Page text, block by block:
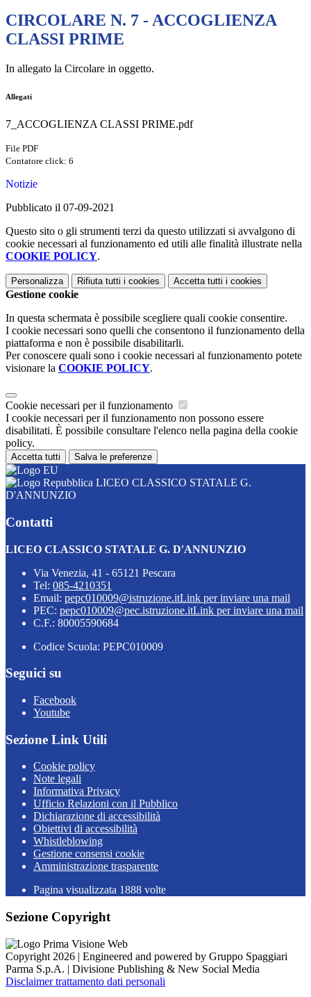
CIRCOLARE N. 7 - ACCOGLIENZA
CLASSI PRIME
In allegato la Circolare in oggetto.
Allegati
7_ACCOGLIENZA CLASSI PRIME.pdf
File PDF
Contatore click: 6
Notizie
Pubblicato il 07-09-2021
Questo sito o gli strumenti terzi da questo utilizzati si avvalgono di
cookie necessari al funzionamento ed utili alle finalità illustrate nella
COOKIE POLICY.
Personalizza Rifiuta tutti i cookies Accetta tutti i cookies
Gestione cookie
In questa schermata è possibile scegliere quali cookie consentire.
I cookie necessari sono quelli che consentono il funzionamento della
piattaforma e non è possibile disabilitarli.
Per conoscere quali sono i cookie necessari al funzionamento potete
visionare la COOKIE POLICY.
Cookie necessari per il funzionamento
I cookie necessari per il funzionamento non possono essere
disabilitati. È possibile consultare l'elenco nella pagina della cookie
policy.
Accetta tutti Salva le preferenze
LICEO CLASSICO STATALE G.
D'ANNUNZIO
Contatti
LICEO CLASSICO STATALE G. D'ANNUNZIO
Via Venezia, 41 - 65121 Pescara
Tel: 085-4210351
Email: pepc010009@istruzione.itLink per inviare una mail
PEC: pepc010009@pec.istruzione.itLink per inviare una mail
C.F.: 80005590684
Codice Scuola: PEPC010009
Seguici su
Facebook
Youtube
Sezione Link Utili
Cookie policy
Note legali
Informativa Privacy
Ufficio Relazioni con il Pubblico
Dichiarazione di accessibilità
Obiettivi di accessibilità
Whistleblowing
Gestione consensi cookie
Amministrazione trasparente
Pagina visualizzata 1888 volte
Sezione Copyright
Copyright 2026 | Engineered and powered by Gruppo Spaggiari
Parma S.p.A. | Divisione Publishing & New Social Media
Disclaimer trattamento dati personali